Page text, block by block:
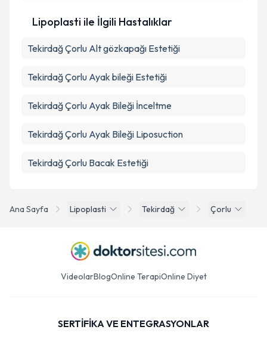
Takvim Talebini Gönder
Ana Sayfa Lipoplasti Tekirdağ Çorlu
Lipoplasti ile İlgili Hastalıklar
Tekirdağ Çorlu Alt gözkapağı Estetiği
Tekirdağ Çorlu Ayak bileği Estetiği
Tekirdağ Çorlu Ayak Bileği İnceltme
Tekirdağ Çorlu Ayak Bileği Liposuction
Tekirdağ Çorlu Bacak Estetiği
VideolarBlogOnline TerapiOnline Diyet
SERTİFİKA VE ENTEGRASYONLAR